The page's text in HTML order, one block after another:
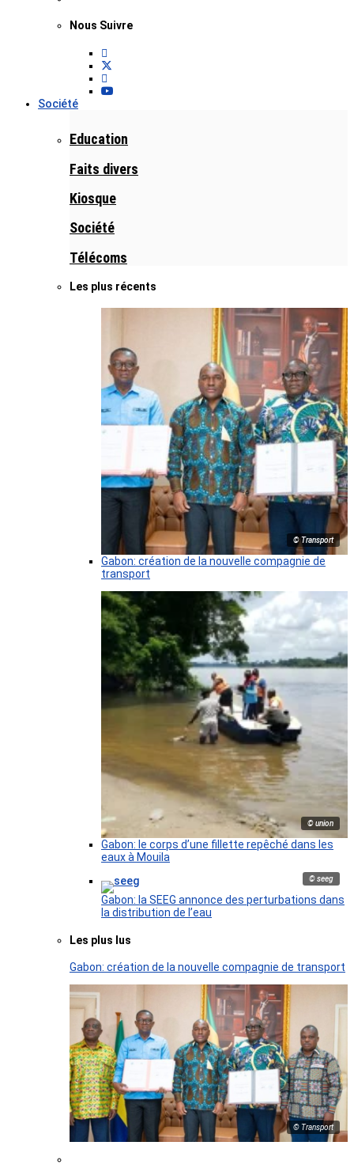
Nous Suivre
Société
Education
Faits divers
Kiosque
Société
Télécoms
Les plus récents
© Transport
Gabon: création de la nouvelle compagnie de
transport
© union
Gabon: le corps d’une fillette repêché dans les
eaux à Mouila
© seeg
Gabon: la SEEG annonce des perturbations dans
la distribution de l’eau
Les plus lus
Gabon: création de la nouvelle compagnie de transport
© Transport